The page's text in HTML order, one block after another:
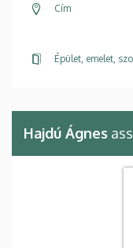
Cím
Épület, emelet,
Hajdú Ágnes